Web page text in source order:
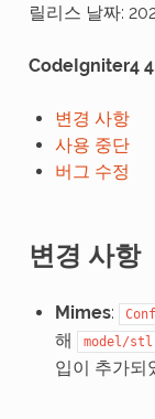
릴리스 날짜:
CodeIgniter4
변경 사항
사용 중단
버그 수정
변경 사항
Mimes:
해
model/stl
입이 추가되